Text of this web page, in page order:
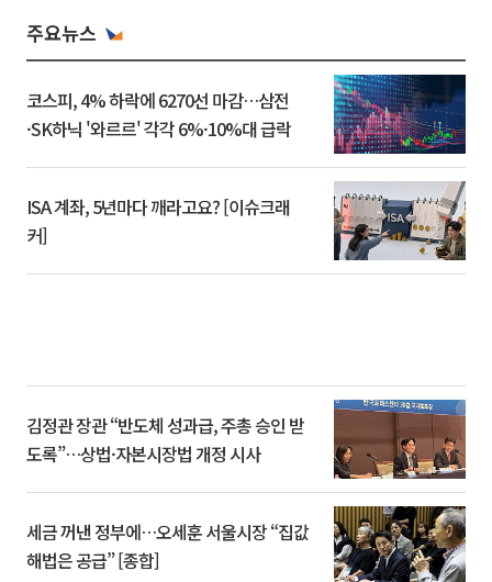
주요뉴스
코스피, 4% 하락에 6270선 마감…삼전
·SK하닉 '와르르' 각각 6%·10%대 급락
ISA 계좌, 5년마다 깨라고요? [이슈크래
커]
김정관 장관 “반도체 성과급, 주총 승인 받
도록”…상법·자본시장법 개정 시사
세금 꺼낸 정부에…오세훈 서울시장 “집값
해법은 공급” [종합]